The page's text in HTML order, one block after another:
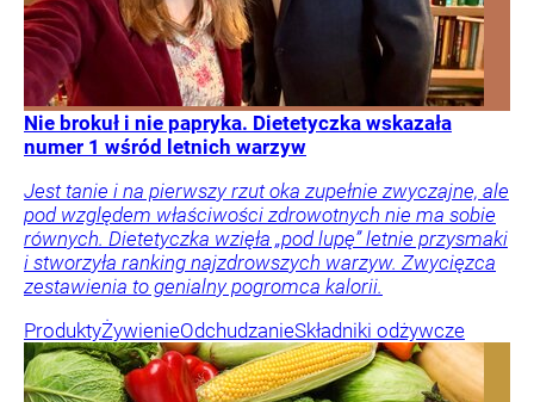
Nie brokuł i nie papryka. Dietetyczka wskazała
numer 1 wśród letnich warzyw
Jest tanie i na pierwszy rzut oka zupełnie zwyczajne, ale
pod względem właściwości zdrowotnych nie ma sobie
równych. Dietetyczka wzięła „pod lupę” letnie przysmaki
i stworzyła ranking najzdrowszych warzyw. Zwycięzca
zestawienia to genialny pogromca kalorii.
ProduktyŻywienieOdchudzanieSkładniki odżywcze